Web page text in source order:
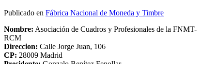
Publicado en Fábrica Nacional de Moneda y Timbre
Nombre: Asociación de Cuadros y Profesionales de la FNMT-
RCM
Direccion: Calle Jorge Juan, 106
CP: 28009 Madrid